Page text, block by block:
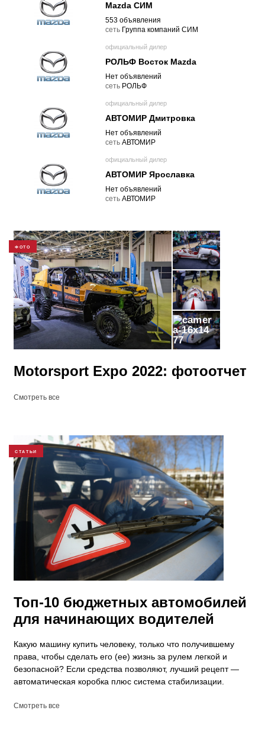
Mazda СИМ
553 объявления
cеть Группа компаний СИМ
официальный дилер
РОЛЬФ Восток Mazda
Нет объявлений
cеть РОЛЬФ
официальный дилер
АВТОМИР Дмитровка
Нет объявлений
cеть АВТОМИР
официальный дилер
АВТОМИР Ярославка
Нет объявлений
cеть АВТОМИР
ФОТО
77
Motorsport Expo 2022: фотоотчет
Смотреть все
СТАТЬИ
Топ-10 бюджетных автомобилей
для начинающих водителей
Какую машину купить человеку, только что получившему
права, чтобы сделать его (ее) жизнь за рулем легкой и
безопасной? Если средства позволяют, лучший рецепт —
автоматическая коробка плюс система стабилизации.
Смотреть все